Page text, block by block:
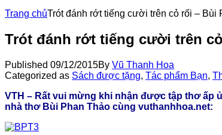
Trang chủTrót đánh rớt tiếng cười trên cỏ rối – Bùi
Trót đánh rớt tiếng cười trên
Published 09/12/2015By Vũ Thanh Hoa
Categorized as Sách được tặng, Tác phẩm Bạn,
VTH – Rất vui mừng khi nhận được tập thơ ấp
nhà thơ Bùi Phan Thảo cùng vuthanhhoa.net: